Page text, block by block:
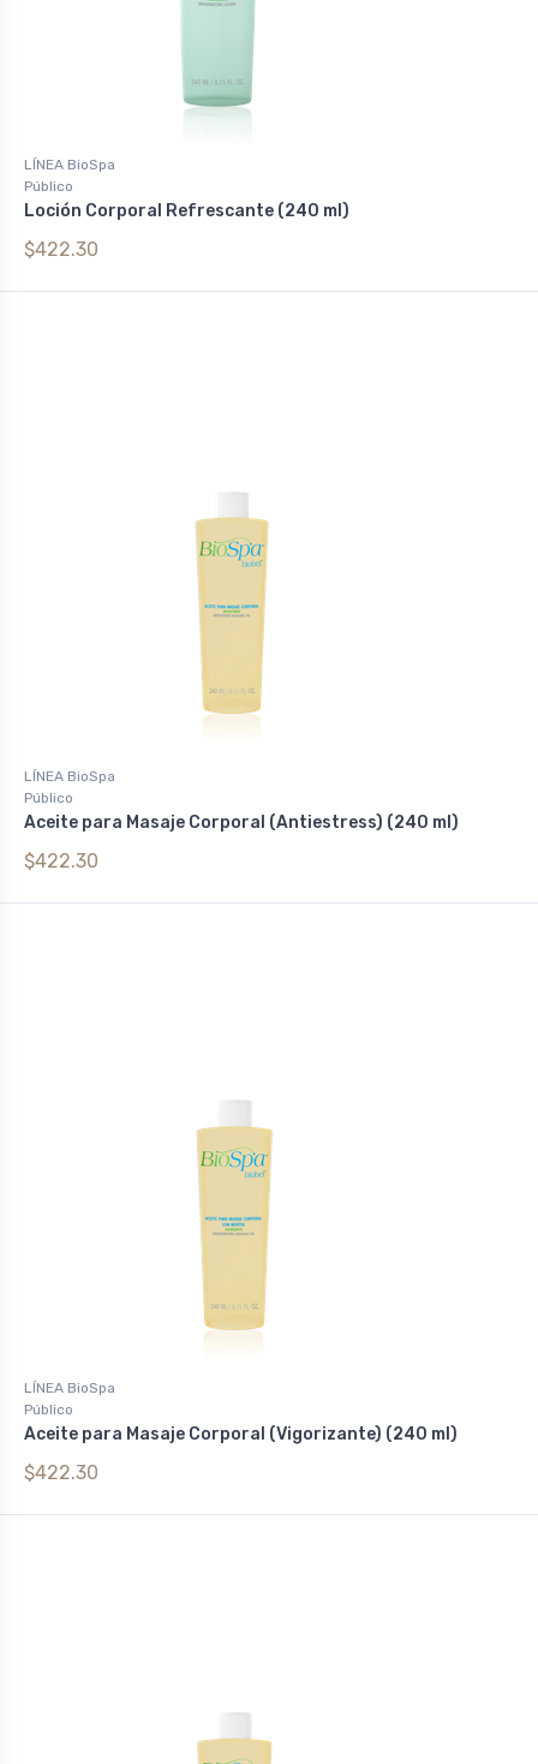
LÍNEA BioSpa
Público
Loción Corporal Refrescante (240 ml)
$422.30
LÍNEA BioSpa
Público
Aceite para Masaje Corporal (Antiestress) (240 ml)
$422.30
LÍNEA BioSpa
Público
Aceite para Masaje Corporal (Vigorizante) (240 ml)
$422.30